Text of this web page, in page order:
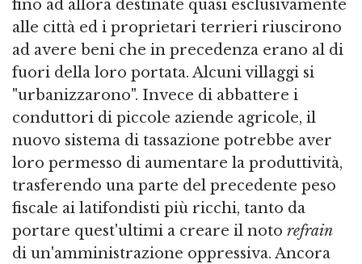
fino ad allora destinate quasi esclusivamente
alle città ed i proprietari terrieri riuscirono
ad avere beni che in precedenza erano al di
fuori della loro portata. Alcuni villaggi si
"urbanizzarono". Invece di abbattere i
conduttori di piccole aziende agricole, il
nuovo sistema di tassazione potrebbe aver
loro permesso di aumentare la produttività,
trasferendo una parte del precedente peso
fiscale ai latifondisti più ricchi, tanto da
portare quest'ultimi a creare il noto refrain
di un'amministrazione oppressiva. Ancora